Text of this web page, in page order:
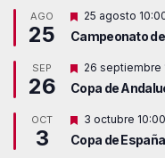
AGO
25
D
s
a
c
d
25 agosto
Campeonato
SEP
26
D
s
a
c
26 septiembre
Copa de
OCT
3
D
s
3 octubre 10:00
Copa de